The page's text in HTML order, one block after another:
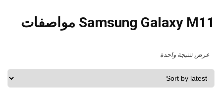
Samsung Galaxy M11 مواصفات
عرض نتتيجة واحدة